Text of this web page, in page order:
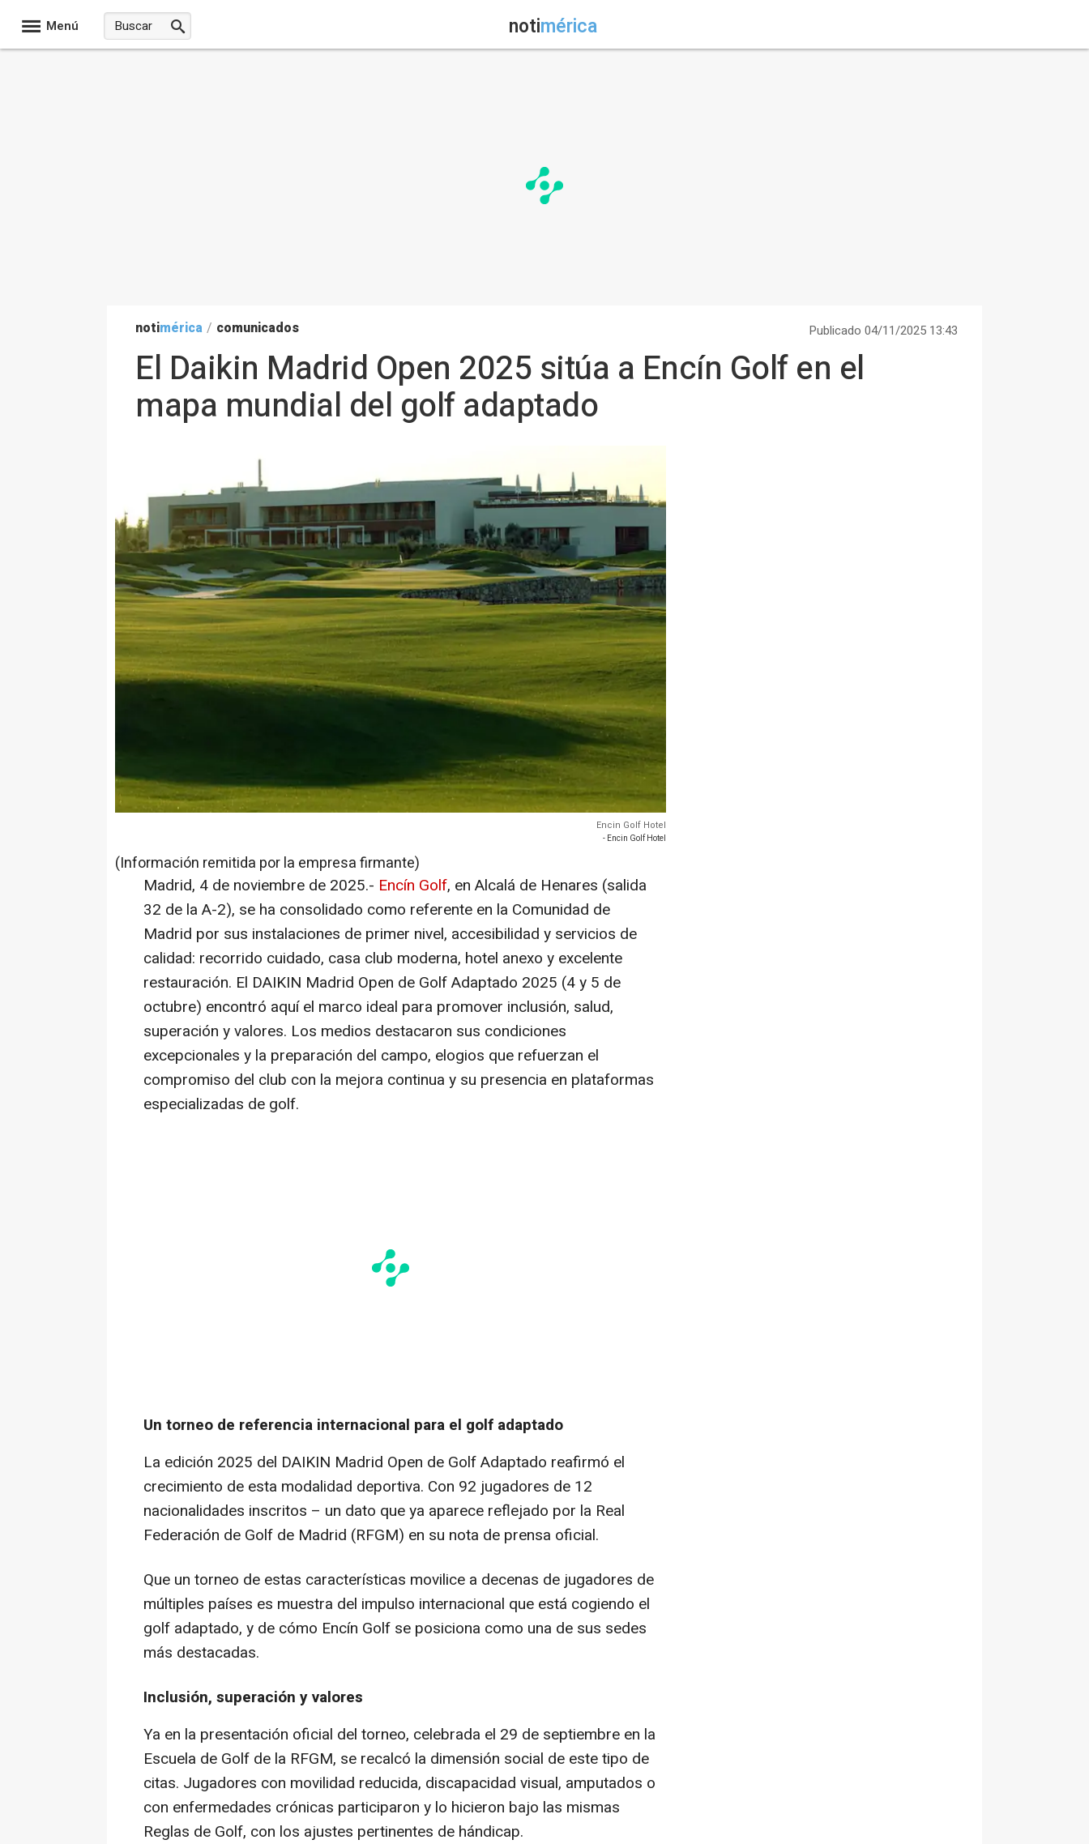
Menú notimérica
notimérica / comunicados Publicado 04/11/2025 13:43
El Daikin Madrid Open 2025 sitúa a Encín Golf en el
mapa mundial del golf adaptado
Encin Golf Hotel
- Encin Golf Hotel
(Información remitida por la empresa firmante)
Madrid, 4 de noviembre de 2025.- Encín Golf, en Alcalá de Henares (salida
32 de la A-2), se ha consolidado como referente en la Comunidad de
Madrid por sus instalaciones de primer nivel, accesibilidad y servicios de
calidad: recorrido cuidado, casa club moderna, hotel anexo y excelente
restauración. El DAIKIN Madrid Open de Golf Adaptado 2025 (4 y 5 de
octubre) encontró aquí el marco ideal para promover inclusión, salud,
superación y valores. Los medios destacaron sus condiciones
excepcionales y la preparación del campo, elogios que refuerzan el
compromiso del club con la mejora continua y su presencia en plataformas
especializadas de golf.
Un torneo de referencia internacional para el golf adaptado
La edición 2025 del DAIKIN Madrid Open de Golf Adaptado reafirmó el
crecimiento de esta modalidad deportiva. Con 92 jugadores de 12
nacionalidades inscritos – un dato que ya aparece reflejado por la Real
Federación de Golf de Madrid (RFGM) en su nota de prensa oficial.
Que un torneo de estas características movilice a decenas de jugadores de
múltiples países es muestra del impulso internacional que está cogiendo el
golf adaptado, y de cómo Encín Golf se posiciona como una de sus sedes
más destacadas.
Inclusión, superación y valores
Ya en la presentación oficial del torneo, celebrada el 29 de septiembre en la
Escuela de Golf de la RFGM, se recalcó la dimensión social de este tipo de
citas. Jugadores con movilidad reducida, discapacidad visual, amputados o
con enfermedades crónicas participaron y lo hicieron bajo las mismas
Reglas de Golf, con los ajustes pertinentes de hándicap.